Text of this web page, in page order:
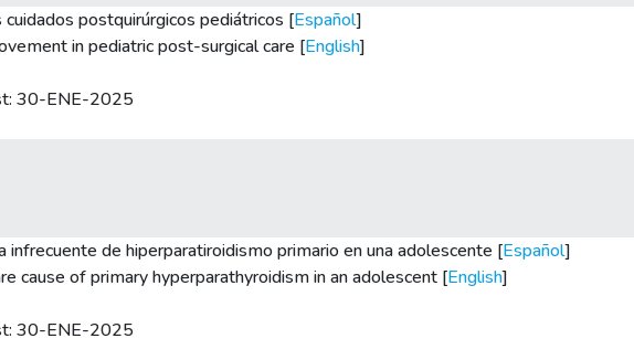
postquirúrgicos pediátricos [Español]
in pediatric post-surgical care [English]
30-ENE-2025
infrecuente de hiperparatiroidismo primario en una adolescente [Español]
cause of primary hyperparathyroidism in an adolescent [English]
30-ENE-2025